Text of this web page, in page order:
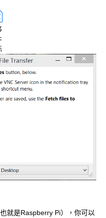
就是Raspberry Pi），你可以